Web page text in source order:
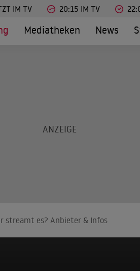
IM TV 20:15 IM TV
Mediatheken News
streamt es? Anbieter & Infos